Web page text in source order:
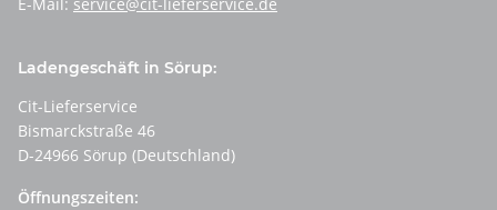
Ladengeschäft in Sörup:
Cit-Lieferservice
Bismarckstraße 46
D-24966 Sörup (Deutschland)
Öffnungszeiten: